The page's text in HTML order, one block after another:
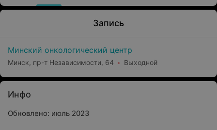
Запись
Минский онкологический центр
Минск, пр-т Независимости, 64 Выходной
Инфо
Обновлено: июль 2023